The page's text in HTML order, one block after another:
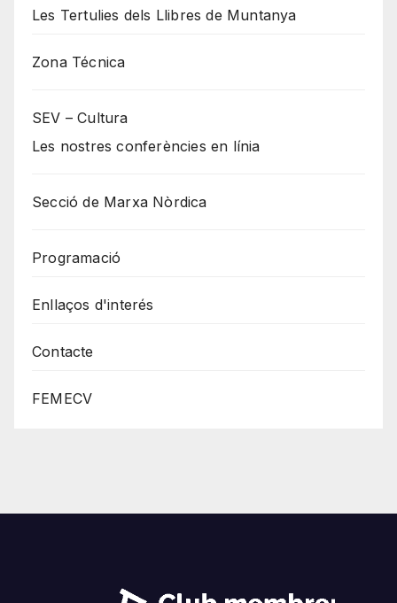
Les Tertulies dels Llibres de Muntanya
Zona Técnica
SEV – Cultura
Les nostres conferències en línia
Secció de Marxa Nòrdica
Programació
Enllaços d'interés
Contacte
FEMECV